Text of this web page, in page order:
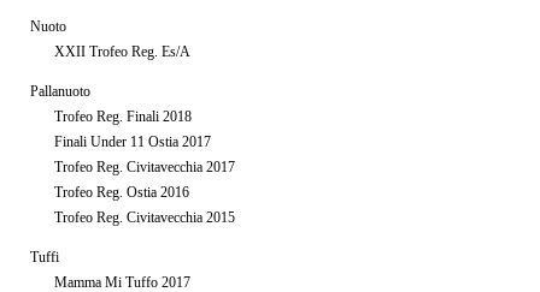
Nuoto
XXII Trofeo Reg. Es/A
Pallanuoto
Trofeo Reg. Finali 2018
Finali Under 11 Ostia 2017
Trofeo Reg. Civitavecchia 2017
Trofeo Reg. Ostia 2016
Trofeo Reg. Civitavecchia 2015
Tuffi
Mamma Mi Tuffo 2017